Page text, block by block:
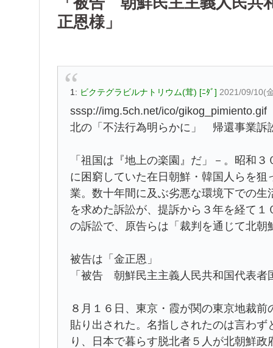
正恩様」
1: ビクテグラビルナトリウム(茸) [ﾆﾀﾞ] 2021/09/10(
sssp://img.5ch.net/ico/gikog_pimiento.gif
北の「不法行為明らかに」 帰還事業訴
「祖国は『地上の楽園』だ」－。昭和
に困窮していた在日朝鮮・韓国人らを
業。数十年間に及ぶ劣悪な環境下での
を求めた訴訟が、提訴から３年を経て
の訴訟で、原告らは「裁判を通じて北
被告は「金正恩」
「被告 朝鮮民主主義人民共和国代表
８月１６日、東京・霞が関の東京地裁
貼り出された。名指しされたのは言わ
り、日本で暮らす脱北者５人が北朝鮮